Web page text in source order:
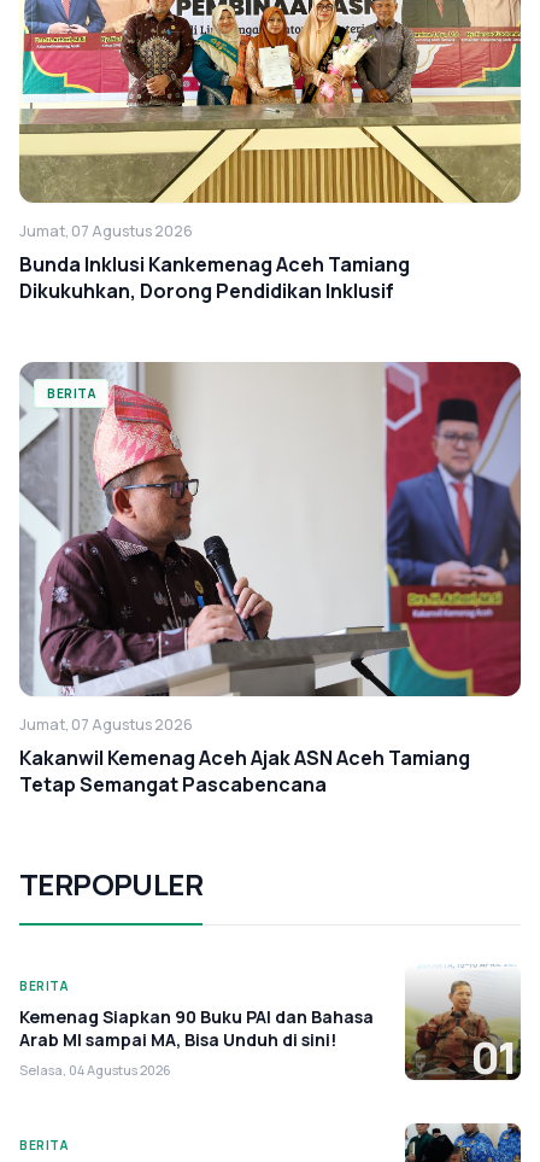
Jumat, 07 Agustus 2026
Bunda Inklusi Kankemenag Aceh Tamiang
Dikukuhkan, Dorong Pendidikan Inklusif
BERITA
Jumat, 07 Agustus 2026
Kakanwil Kemenag Aceh Ajak ASN Aceh Tamiang
Tetap Semangat Pascabencana
TERPOPULER
BERITA
Kemenag Siapkan 90 Buku PAI dan Bahasa
Arab MI sampai MA, Bisa Unduh di sini!
Selasa, 04 Agustus 2026 01
BERITA